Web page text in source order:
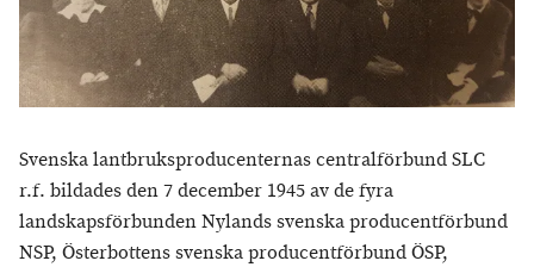
Svenska lantbruksproducenternas centralförbund SLC
r.f. bildades den 7 december 1945 av de fyra
landskapsförbunden Nylands svenska producentförbund
NSP, Österbottens svenska producentförbund ÖSP,